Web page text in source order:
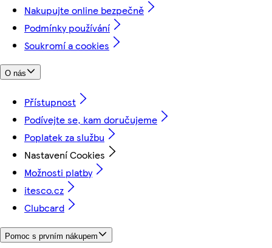
Nakupujte online bezpečně
Podmínky používání
Soukromí a cookies
O nás
Přístupnost
Podívejte se, kam doručujeme
Poplatek za službu
Nastavení Cookies
Možnosti platby
itesco.cz
Clubcard
Pomoc s prvním nákupem